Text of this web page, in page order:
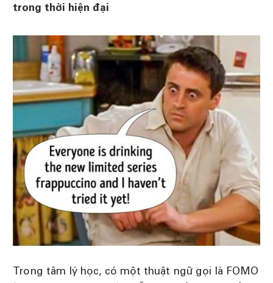
trong thời hiện đại
Trong tâm lý học, có một thuật ngữ gọi là FOMO